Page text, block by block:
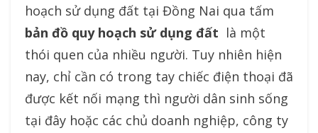
hoạch sử dụng đất tại Đồng Nai qua tấm
bản đồ quy hoạch sử dụng đất là một
thói quen của nhiều người. Tuy nhiên hiện
nay, chỉ cần có trong tay chiếc điện thoại đã
được kết nối mạng thì người dân sinh sống
tại đây hoặc các chủ doanh nghiệp, công ty